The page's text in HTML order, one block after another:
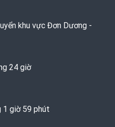
khu vực Đơn Dương -
24 giờ
1 giờ 59 phút